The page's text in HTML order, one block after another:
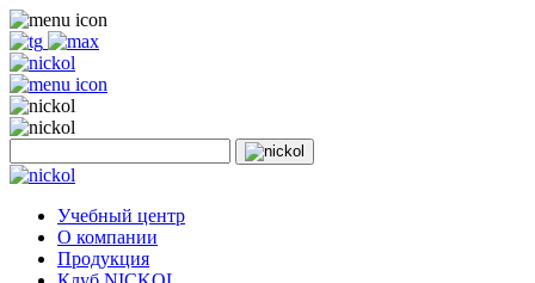
Учебный центр
О компании
Продукция